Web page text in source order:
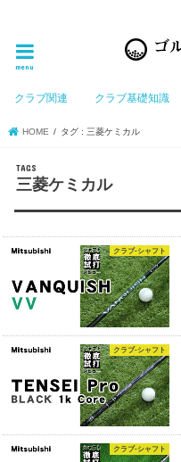
menu
クラブ関連 クラブ基礎知識
HOME タグ : 三菱ケミカル
三菱ケミカル
クラブ-シャフト
クラブ-シャフト
クラブ-シャフト